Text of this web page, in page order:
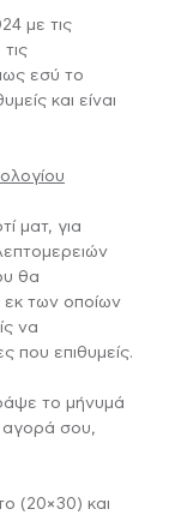
με τις
εσύ το
και είναι
ματ, για
θα
εκ των οποίων
να
που επιθυμείς.
το μήνυμά
αγορά σου,
(20×30) και